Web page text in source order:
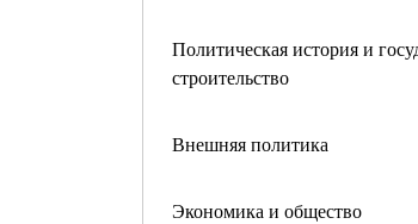
Политическая история и
строительство
Внешняя политика
Экономика и общество